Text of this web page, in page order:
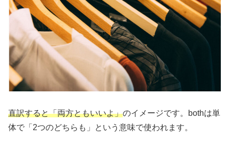
直訳すると「両方ともいいよ」のイメージです。bothは単
体で「2つのどちらも」という意味で使われます。